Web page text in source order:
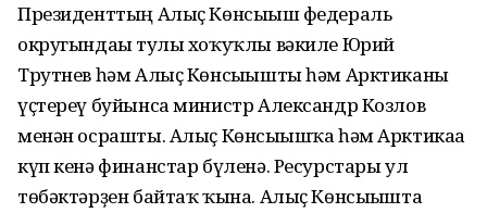
Президенттың Алыҫ Көнсығыш федераль
округындағы тулы хоҡуҡлы вəкиле Юрий
Трутнев һəм Алыҫ Көнсығышты һəм Арктиканы
үҫтереү буйынса министр Александр Козлов
менəн осрашты. Алыҫ Көнсығышҡа һәм Арктикаға
күп кенә финанстар бүленә. Ресурстары ул
төбәктәрҙен байтаҡ ҡына. Алыҫ Көнсығышта